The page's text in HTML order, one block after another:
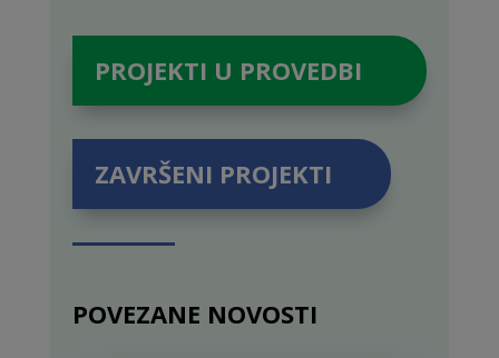
PROJEKTI U PROVEDBI
ZAVRŠENI PROJEKTI
POVEZANE NOVOSTI